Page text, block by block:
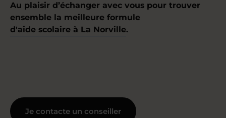
Au plaisir d’échanger avec vous pour trouver
ensemble la meilleure formule
d'aide scolaire à La Norville.
Je contacte un conseiller